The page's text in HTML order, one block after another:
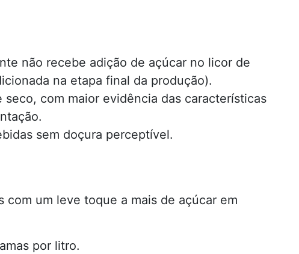
não recebe adição de açúcar no licor de
na etapa final da produção).
seco, com maior evidência das características
sem doçura perceptível.
com um leve toque a mais de açúcar em
por litro.